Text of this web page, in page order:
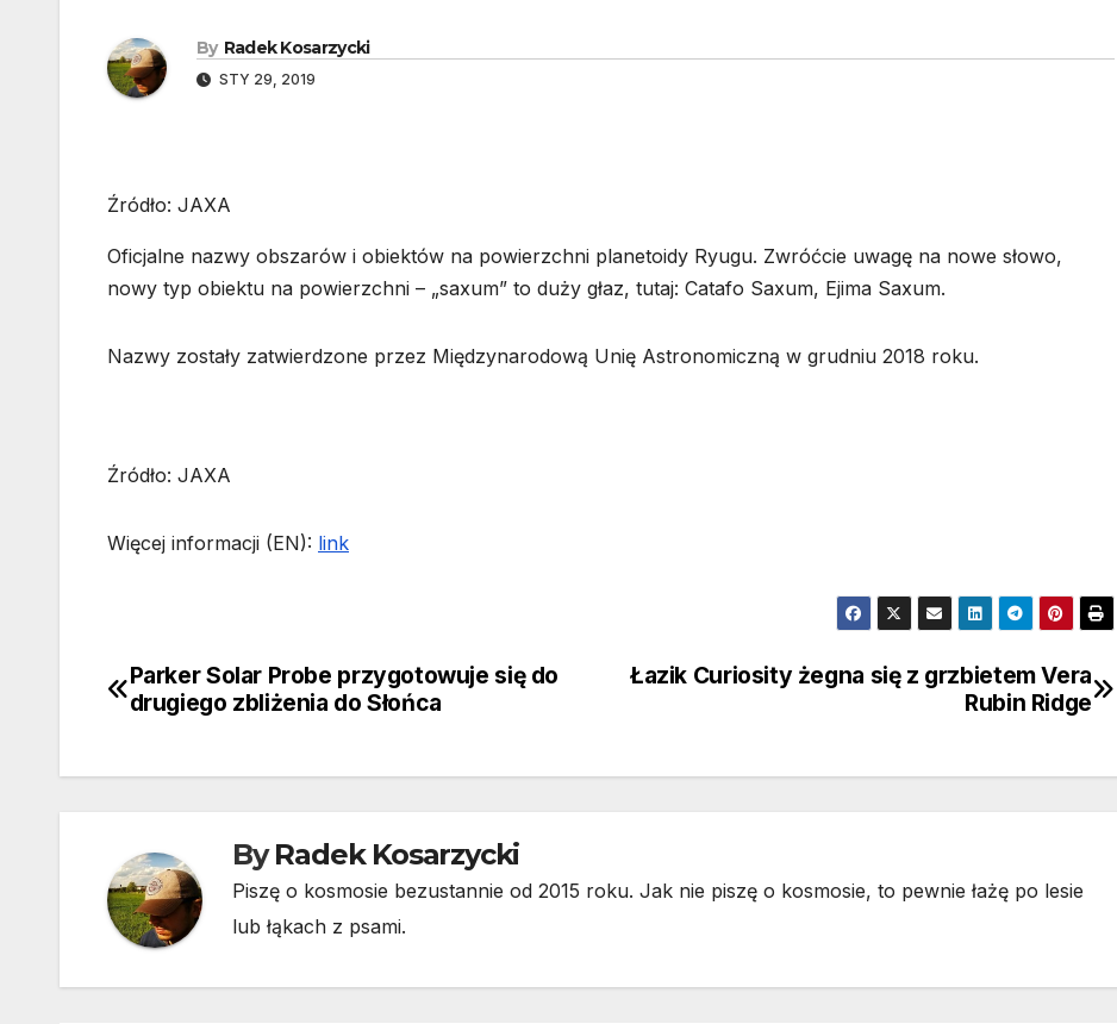
By Radek Kosarzycki
STY 29, 2019
Źródło: JAXA
Oficjalne nazwy obszarów i obiektów na powierzchni planetoidy Ryugu. Zwróćcie uwagę na nowe słowo,
nowy typ obiektu na powierzchni – „saxum” to duży głaz, tutaj: Catafo Saxum, Ejima Saxum.
Nazwy zostały zatwierdzone przez Międzynarodową Unię Astronomiczną w grudniu 2018 roku.
Źródło: JAXA
Więcej informacji (EN): link
Nawigacja
Łazik Curiosity żegna się z grzbietem Vera
Rubin Ridge
Parker Solar Probe przygotowuje się do
drugiego zbliżenia do Słońca
ByRadek Kosarzycki
Piszę o kosmosie bezustannie od 2015 roku. Jak nie piszę o kosmosie, to pewnie łażę po lesie
lub łąkach z psami.